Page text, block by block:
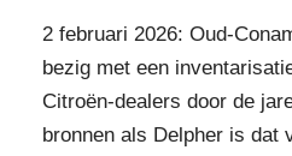
2 februari 2026: Oud-
bezig met een
Citroën-dealers door de
bronnen als Delpher is dat